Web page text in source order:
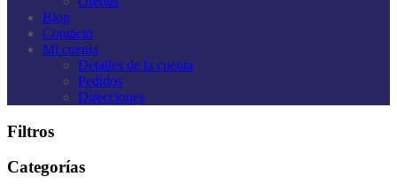
Blog
Contacto
Mi cuenta
Detalles de la cuenta
Pedidos
Direcciones
Filtros
Categorías